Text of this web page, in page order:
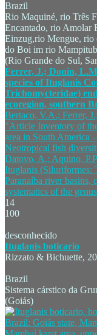
Brazil
Rio Maquiné, rio Três
Encantado, rio Amolar
Einzug,rio Mengue, rio
do Boi im rio
(Rio Grande do Sul,
Ferrer, J.; Donin,
species of Ituglanis
Trichomycteridae)
ecoregion, southern
Bertaco, V.A.; Ferrer,
"Article Inventory of
area in South America
Neotropical fish
Datovo, A.; Aquino,
Ituglanis (Siluriformes:
Paranaíba river basins,
systematics of the
14
100
desconhecido
Ituglanis boticario
Rizzato & Bichuette,
Brazil
Sistema cárstico da
(Goiás)